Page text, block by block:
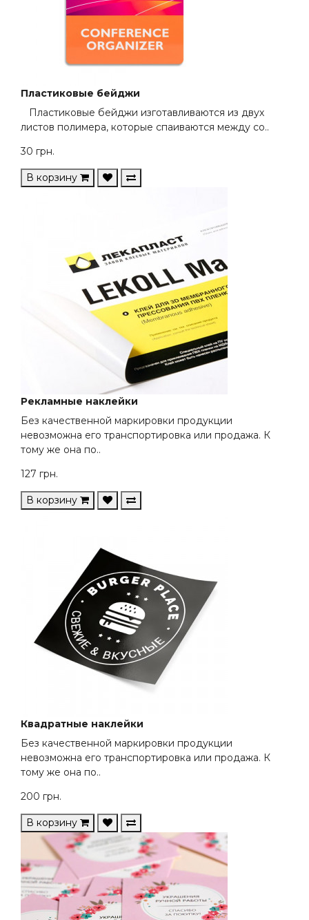
Пластиковые бейджи
Пластиковые бейджи изготавливаются из двух
листов полимера, которые спаиваются между со..
30 грн.
В корзину
Рекламные наклейки
Без качественной маркировки продукции
невозможна его транспортировка или продажа. К
тому же она по..
127 грн.
В корзину
Квадратные наклейки
Без качественной маркировки продукции
невозможна его транспортировка или продажа. К
тому же она по..
200 грн.
В корзину